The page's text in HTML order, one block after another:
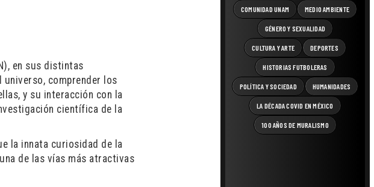
COMUNIDAD UNAM MEDIO AMBIENTE
GÉNERO Y SEXUALIDAD
CULTURA Y ARTE DEPORTES
HISTORIAS FUTBOLERAS
POLÍTICA Y SOCIEDAD HUMANIDADES
LA DÉCADA COVID EN MÉXICO
100 AÑOS DE MURALISMO
en sus distintas
comprender los
y su interacción con la
científica de la
la innata curiosidad de la
de las vías más atractivas